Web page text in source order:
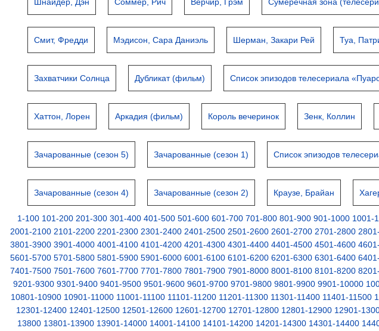
Смит, Фредди Мэдисон, Сара Даниэль Шерман, Закари Рей Туа,
Захватчики Солнца Дубликат (фильм) Список эпизодов телесериала
Хаттон, Лорен Аркадия (фильм) Король вечеринок Зенк, Коллин
Зачарованные (сезон 5) Зачарованные (сезон 1) Список эпизодов
Зачарованные (сезон 4) Зачарованные (сезон 2) Краузе, Брайан
1-100 101-200 201-300 301-400 401-500 501-600 601-700 701-800 801-900 901-1000 1001-
2001-2100 2101-2200 2201-2300 2301-2400 2401-2500 2501-2600 2601-2700 2701-2800
3801-3900 3901-4000 4001-4100 4101-4200 4201-4300 4301-4400 4401-4500 4501-4600
5601-5700 5701-5800 5801-5900 5901-6000 6001-6100 6101-6200 6201-6300 6301-6400
7401-7500 7501-7600 7601-7700 7701-7800 7801-7900 7901-8000 8001-8100 8101-8200
9201-9300 9301-9400 9401-9500 9501-9600 9601-9700 9701-9800 9801-9900 9901-10000
10801-10900 10901-11000 11001-11100 11101-11200 11201-11300 11301-11400 11401-11500
12301-12400 12401-12500 12501-12600 12601-12700 12701-12800 12801-12900 12901-
13800 13801-13900 13901-14000 14001-14100 14101-14200 14201-14300 14301-14400